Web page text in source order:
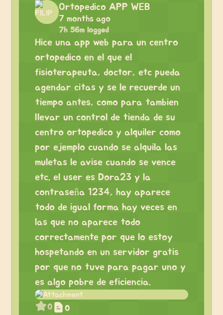
Ortopedico APP WEB
7 months ago
7h 56m logged
Hice una app web para un centro
ortopedico en el que el
fisioterapeuta, doctor, etc pueda
agendar citas y se le recuerde un
tiempo antes, como para tambien
llevar un control de tienda de su
centro ortopedico y alquiler como
por ejemplo cuando se alquila las
muletas le avise cuando se vence
etc. el user es Dora23 y la
contraseña 1234, hay aparece
todo de igual forma hay veces en
las que no aparece todo
correctamente por que lo estoy
hospetando en un servidor gratis
por que no tuve para pagar uno y
es algo pobre de eficiencia.
0 0